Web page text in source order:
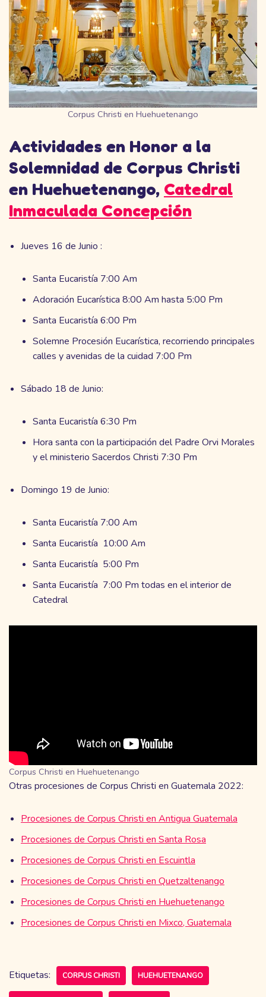
Corpus Christi en Huehuetenango
Actividades en Honor a la
Solemnidad de Corpus Christi
en Huehuetenango, Catedral
Inmaculada Concepción
Jueves 16 de Junio :
Santa Eucaristía 7:00 Am
Adoración Eucarística 8:00 Am hasta 5:00 Pm
Santa Eucaristía 6:00 Pm
Solemne Procesión Eucarística, recorriendo principales
calles y avenidas de la cuidad 7:00 Pm
Sábado 18 de Junio:
Santa Eucaristía 6:30 Pm
Hora santa con la participación del Padre Orvi Morales
y el ministerio Sacerdos Christi 7:30 Pm
Domingo 19 de Junio:
Santa Eucaristía 7:00 Am
Santa Eucaristía 10:00 Am
Santa Eucaristía 5:00 Pm
Santa Eucaristía 7:00 Pm todas en el interior de
Catedral
Corpus Christi en Huehuetenango
Otras procesiones de Corpus Christi en Guatemala 2022:
Procesiones de Corpus Christi en Antigua Guatemala
Procesiones de Corpus Christi en Santa Rosa
Procesiones de Corpus Christi en Escuintla
Procesiones de Corpus Christi en Quetzaltenango
Procesiones de Corpus Christi en Huehuetenango
Procesiones de Corpus Christi en Mixco, Guatemala
Etiquetas: CORPUS CHRISTI HUEHUETENANGO